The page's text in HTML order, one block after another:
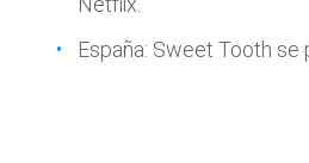
España: Sweet Tooth se